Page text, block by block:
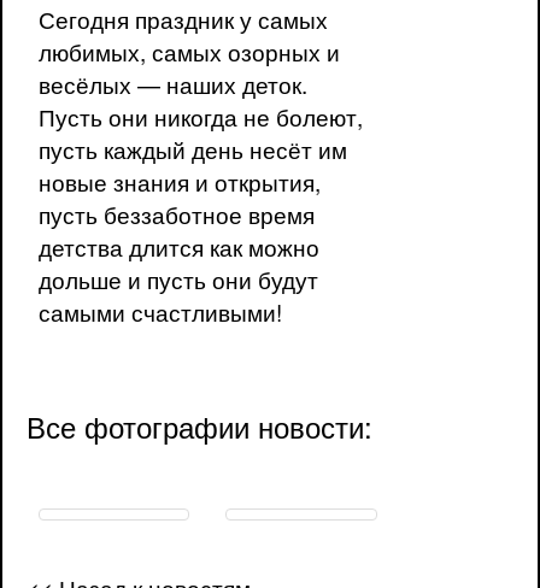
Сегодня праздник у самых
любимых, самых озорных и
весёлых — наших деток.
Пусть они никогда не болеют,
пусть каждый день несёт им
новые знания и открытия,
пусть беззаботное время
детства длится как можно
дольше и пусть они будут
самыми счастливыми!
Все фотографии новости: